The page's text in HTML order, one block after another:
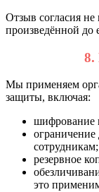
Отзыв согласия не
произведённой до
8.
Мы применяем
защиты, включая:
шифрование
сотрудникам;
резервное
это